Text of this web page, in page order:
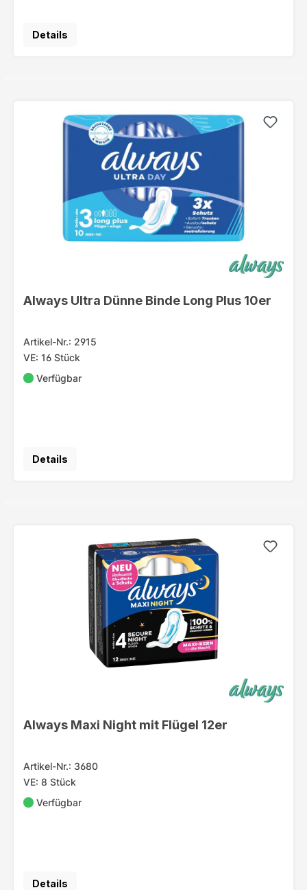
Details
Always Ultra Dünne Binde Long Plus 10er
Artikel-Nr.: 2915
VE: 16 Stück
Verfügbar
Details
Always Maxi Night mit Flügel 12er
Artikel-Nr.: 3680
VE: 8 Stück
Verfügbar
Details